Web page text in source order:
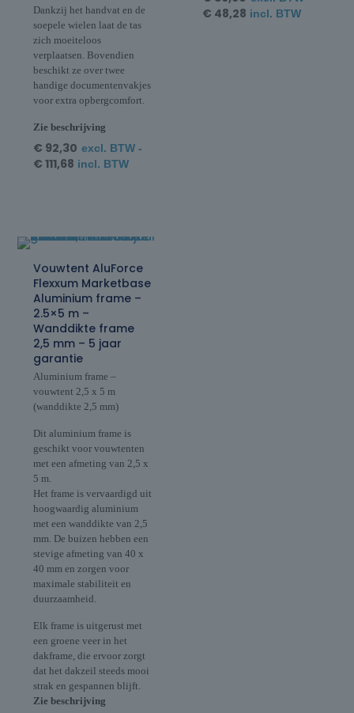
Dankzij het handvat en de
soepele wielen laat de tas
zich moeiteloos
verplaatsen. Bovendien
beschikt ze over twee
handige documentenvakjes
voor extra opbergcomfort.
Zie beschrijving
€ 92,30 excl. BTW -
€ 111,68 incl. BTW
€ 48,28 incl. BTW
Vouwtent AluForce
Flexxum Marketbase
Aluminium frame –
2.5×5 m –
Wanddikte frame
2,5 mm – 5 jaar
garantie
Aluminium frame –
vouwtent 2,5 x 5 m
(wanddikte 2,5 mm)
Dit aluminium frame is
geschikt voor vouwtenten
met een afmeting van 2,5 x
5 m.
Het frame is vervaardigd uit
hoogwaardig aluminium
met een wanddikte van 2,5
mm. De buizen hebben een
stevige afmeting van 40 x
40 mm en zorgen voor
maximale stabiliteit en
duurzaamheid.
Elk frame is uitgerust met
een groene veer in het
dakframe, die ervoor zorgt
dat het dakzeil steeds mooi
strak en gespannen blijft.
Zie beschrijving